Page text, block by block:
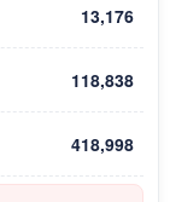
13,176
118,838
418,998